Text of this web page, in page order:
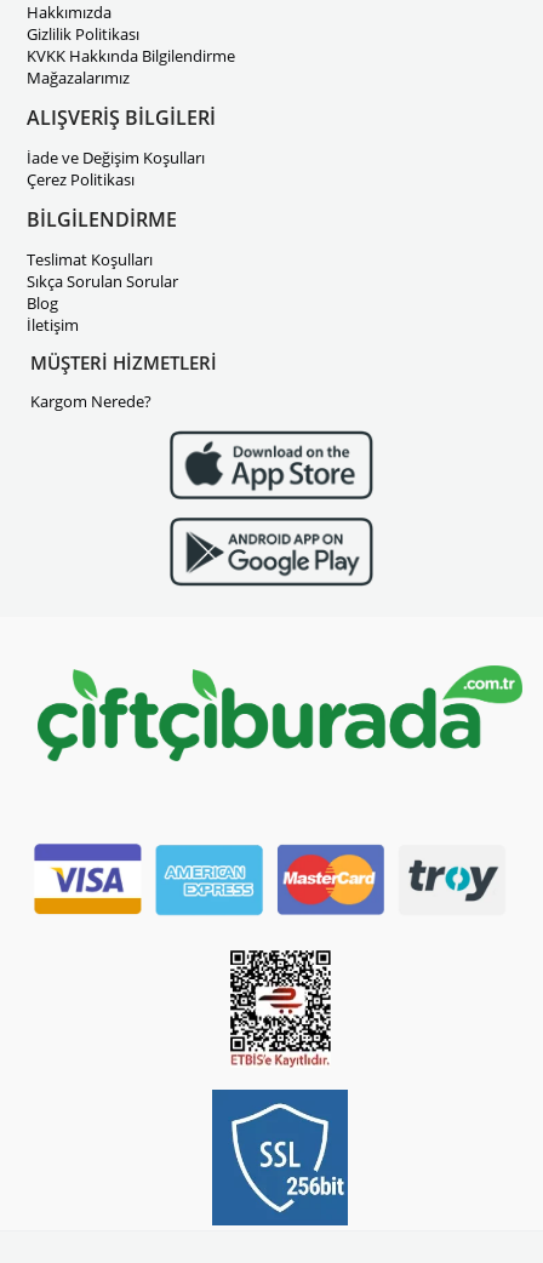
Hakkımızda
Gizlilik Politikası
KVKK Hakkında Bilgilendirme
Mağazalarımız
ALIŞVERİŞ BİLGİLERİ
İade ve Değişim Koşulları
Çerez Politikası
BİLGİLENDİRME
Teslimat Koşulları
Sıkça Sorulan Sorular
Blog
İletişim
MÜŞTERİ HİZMETLERİ
Kargom Nerede?